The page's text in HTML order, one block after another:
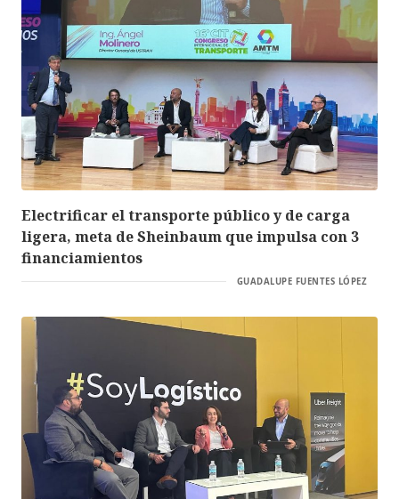
Electrificar el transporte público y de carga
ligera, meta de Sheinbaum que impulsa con 3
financiamientos
GUADALUPE FUENTES LÓPEZ